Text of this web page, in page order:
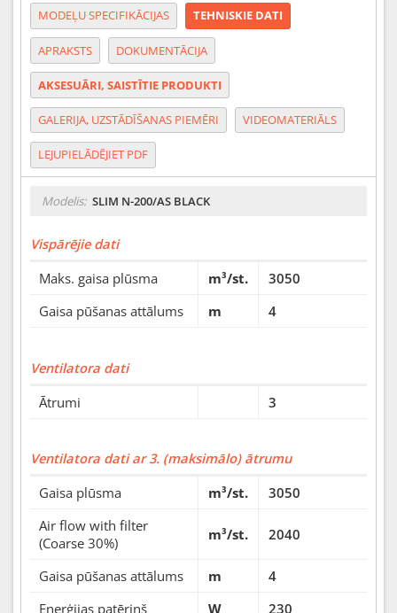
MODEĻU SPECIFIKĀCIJAS TEHNISKIE DATI
APRAKSTS DOKUMENTĀCIJA
AKSESUĀRI, SAISTĪTIE PRODUKTI
GALERIJA, UZSTĀDĪŠANAS PIEMĒRI VIDEOMATERIĀLS
LEJUPIELĀDĒJIET PDF
Modelis: SLIM N-200/AS BLACK
Vispārējie dati
Maks. gaisa plūsma
m³/st.
3050
Gaisa pūšanas attālums
m 4
Ventilatora dati
Ātrumi
3
Ventilatora dati ar 3. (maksimālo) ātrumu
Gaisa plūsma
m³/st.
3050
Air flow with filter
(Coarse 30%)
m³/st. 2040
Gaisa pūšanas attālums m
4
Enerģijas patēriņš
W 230